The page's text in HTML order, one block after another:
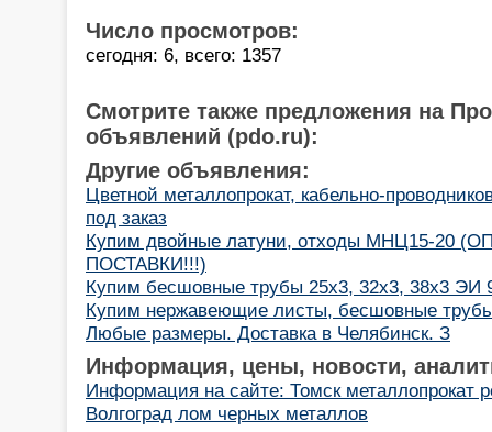
Число просмотров:
сегодня: 6, всего: 1357
Смотрите также предложения на
объявлений (pdo.ru):
Другие объявления:
Цветной металлопрокат, кабельно-
под заказ
Купим двойные латуни, отходы МНЦ15-20
ПОСТАВКИ!!!)
Купим бесшовные трубы 25х3, 32х3, 38х3 ЭИ
Купим нержавеющие листы, бесшовные
Любые размеры. Доставка в Челябинск. З
Информация, цены, новости,
Информация на сайте: Томск металлопрокат
Волгоград лом черных металлов